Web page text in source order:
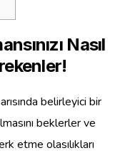
Nasıl
belirleyici bir
beklerler ve
etme olasılıkları